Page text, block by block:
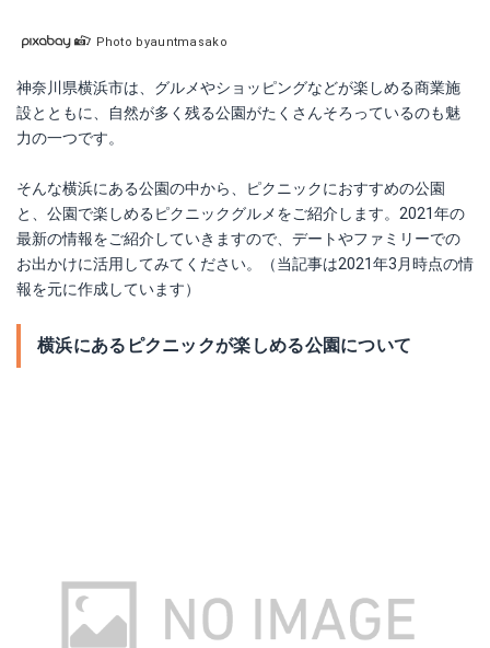
Photo byauntmasako
神奈川県横浜市は、グルメやショッピングなどが楽しめる商業施
設とともに、自然が多く残る公園がたくさんそろっているのも魅
力の一つです。
そんな横浜にある公園の中から、ピクニックにおすすめの公園
と、公園で楽しめるピクニックグルメをご紹介します。2021年の
最新の情報をご紹介していきますので、デートやファミリーでの
お出かけに活用してみてください。（当記事は2021年3月時点の情
報を元に作成しています）
横浜にあるピクニックが楽しめる公園について